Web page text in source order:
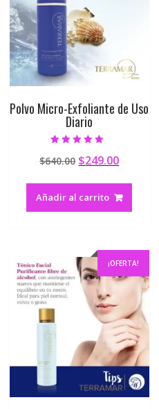
Polvo Micro-Exfoliante de Uso
Diario
4.90
de 5
$640.00 $249.00
Añadir al carrito
¡OFERTA!